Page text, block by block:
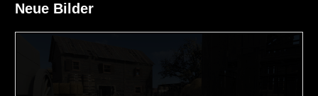
Neue Bilder